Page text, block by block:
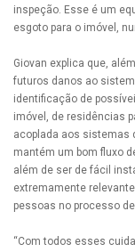
inspeção. Esse é um
esgoto para o imóvel,
Giovan explica que,
futuros danos ao
identificação de
imóvel, de residências
acoplada aos sistemas
mantém um bom fluxo
além de ser de fácil
extremamente
pessoas no processo
“Com todos esses